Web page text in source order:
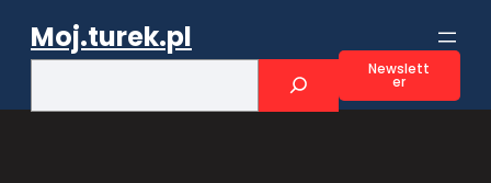
Moj.turek.pl
Newslett
er